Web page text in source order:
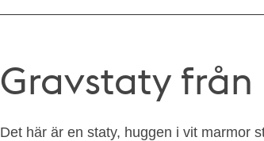
Gravstaty från
Det här är en staty, huggen i vit marmor